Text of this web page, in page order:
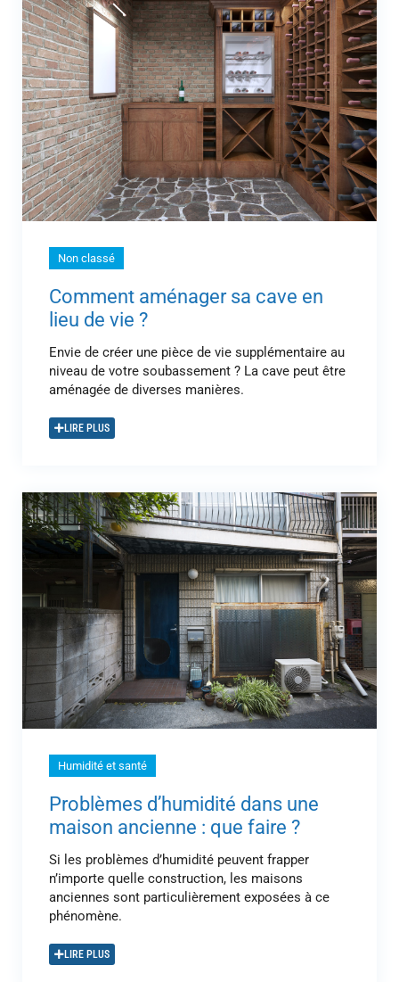
Non classé
Comment aménager sa cave en
lieu de vie ?
Envie de créer une pièce de vie supplémentaire au
niveau de votre soubassement ? La cave peut être
aménagée de diverses manières.
LIRE PLUS
Humidité et santé
Problèmes d’humidité dans une
maison ancienne : que faire ?
Si les problèmes d’humidité peuvent frapper
n’importe quelle construction, les maisons
anciennes sont particulièrement exposées à ce
phénomène.
LIRE PLUS